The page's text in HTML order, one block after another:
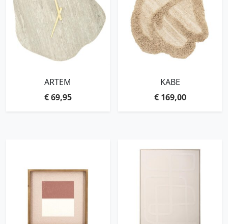
ARTEM
€69,95
KABE
€169,00